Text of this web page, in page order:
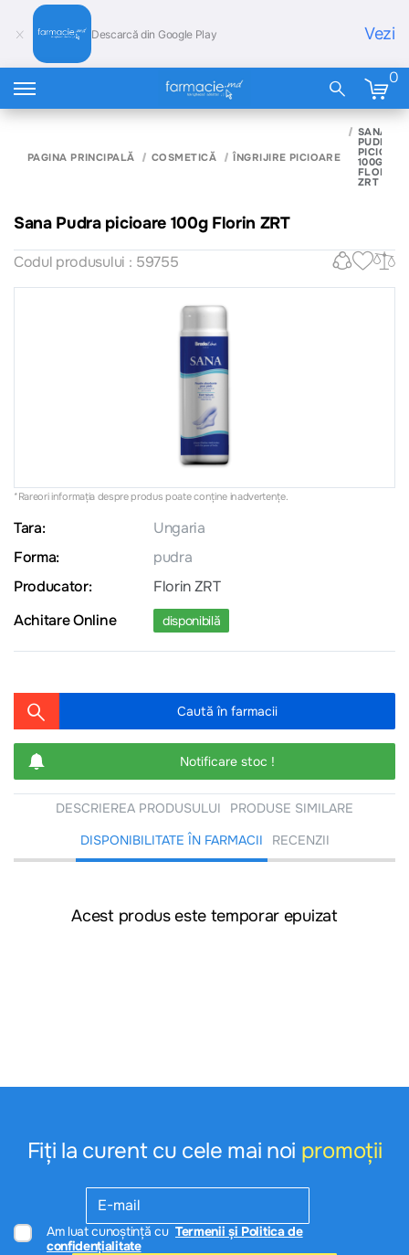
Descarcă din Google Play Vezi
0
PAGINA PRINCIPALĂ COSMETICĂ ÎNGRIJIRE PICIOARE
SANA
PUDRA
PICIOARE
100G
FLORIN
ZRT
Sana Pudra picioare 100g Florin ZRT
Codul produsului : 59755
*Rareori informația despre produs poate conţine inadvertenţe.
Tara:
Ungaria
Forma:
pudra
Producator:
Florin ZRT
Achitare Online
disponibilă
Caută în farmacii
Notificare stoc !
DESCRIEREA PRODUSULUI
PRODUSE SIMILARE
DISPONIBILITATE ÎN FARMACII
RECENZII
Acest produs este temporar epuizat
Fiți la curent cu cele mai noi promoții
Am luat cunoștință cu Termenii și Politica de
confidențialitate